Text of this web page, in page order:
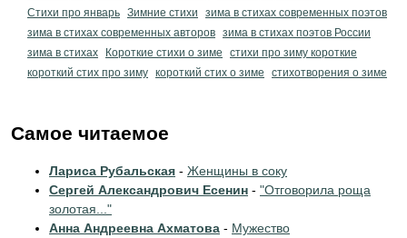
Стихи про январь Зимние стихи
зима в стихах современных поэтов
зима в стихах современных авторов зима в стихах поэтов России
зима в стихах
Короткие стихи о зиме
стихи про зиму короткие
короткий стих про зиму короткий стих о зиме стихотворения о зиме
Самое читаемое
Лариса Рубальская - Женщины в соку
Сергей Александрович Есенин - "Отговорила роща
золотая..."
Анна Андреевна Ахматова - Мужество